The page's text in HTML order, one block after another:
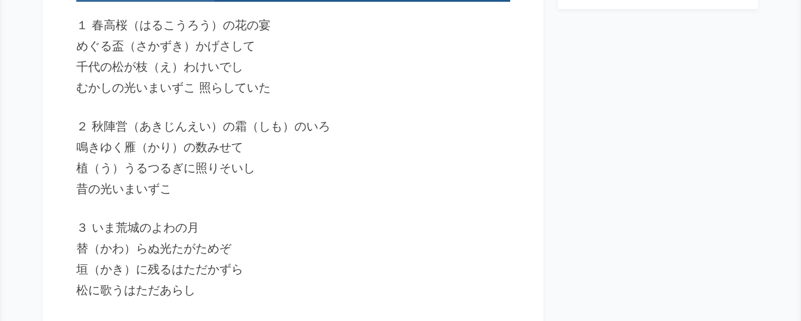
１ 春高桜（はるこうろう）の花の宴
めぐる盃（さかずき）かげさして
千代の松が枝（え）わけいでし
むかしの光いまいずこ 照らしていた
２ 秋陣営（あきじんえい）の霜（しも）のいろ
鳴きゆく雁（かり）の数みせて
植（う）うるつるぎに照りそいし
昔の光いまいずこ
３ いま荒城のよわの月
替（かわ）らぬ光たがためぞ
垣（かき）に残るはただかずら
松に歌うはただあらし